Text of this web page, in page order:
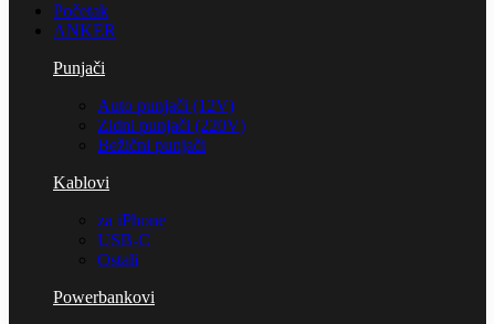
Početak
ANKER
Punjači
Auto punjači (12V)
Zidni punjači (220V)
Bežični punjači
Kablovi
za iPhone
USB-C
Ostali
Powerbankovi